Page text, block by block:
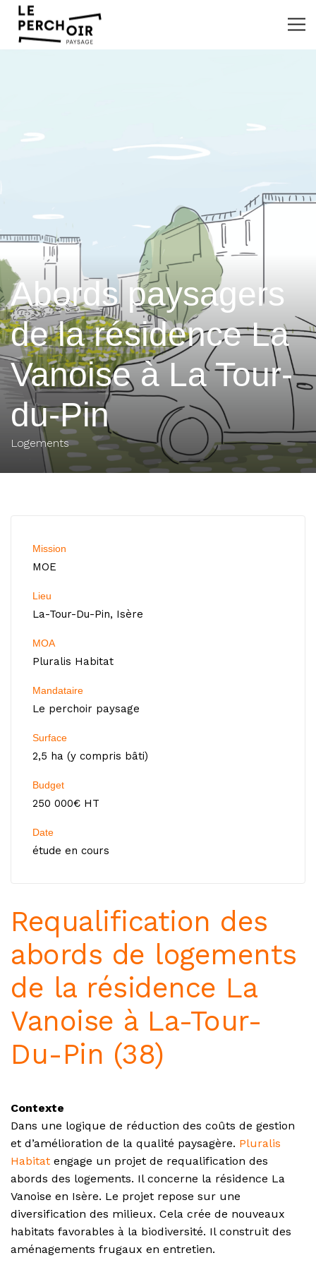
Abords paysagers
de la résidence La
Vanoise à La Tour-
du-Pin
Logements
Mission
MOE
Lieu
La-Tour-Du-Pin, Isère
MOA
Pluralis Habitat
Mandataire
Le perchoir paysage
Surface
2,5 ha (y compris bâti)
Budget
250 000€ HT
Date
étude en cours
Requalification des
abords de logements
de la résidence La
Vanoise à La-Tour-
Du-Pin (38)
Contexte
Dans une logique de réduction des coûts de gestion
et d’amélioration de la qualité paysagère. Pluralis
Habitat engage un projet de requalification des
abords des logements. Il concerne la résidence La
Vanoise en Isère. Le projet repose sur une
diversification des milieux. Cela crée de nouveaux
habitats favorables à la biodiversité. Il construit des
aménagements frugaux en entretien.